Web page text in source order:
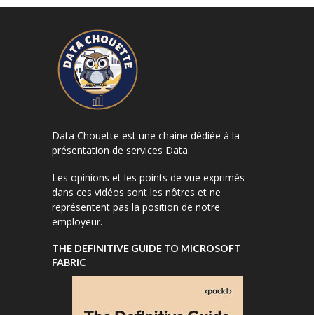
Data Chouette est une chaine dédiée à la
présentation de services Data.
Les opinions et les points de vue exprimés
dans ces vidéos sont les nôtres et ne
représentent pas la position de notre
employeur.
THE DEFINITIVE GUIDE TO MICROSOFT
FABRIC